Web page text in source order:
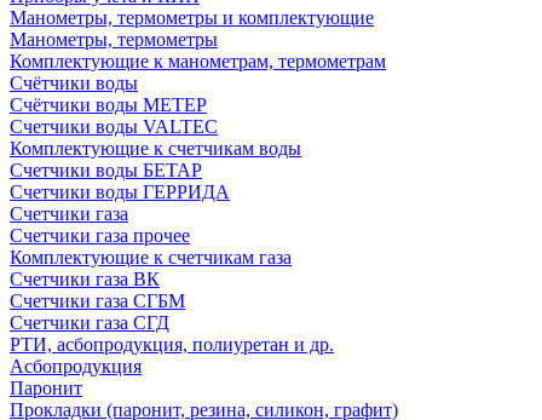
Манометры, термометры и комплектующие
Манометры, термометры
Комплектующие к манометрам, термометрам
Счётчики воды
Счётчики воды МЕТЕР
Счетчики воды VALTEC
Комплектующие к счетчикам воды
Счетчики воды БЕТАР
Счетчики воды ГЕРРИДА
Счетчики газа
Счетчики газа прочее
Комплектующие к счетчикам газа
Счетчики газа ВК
Счетчики газа СГБМ
Счетчики газа СГД
РТИ, асбопродукция, полиуретан и др.
Асбопродукция
Паронит
Прокладки (паронит, резина, силикон, графит)